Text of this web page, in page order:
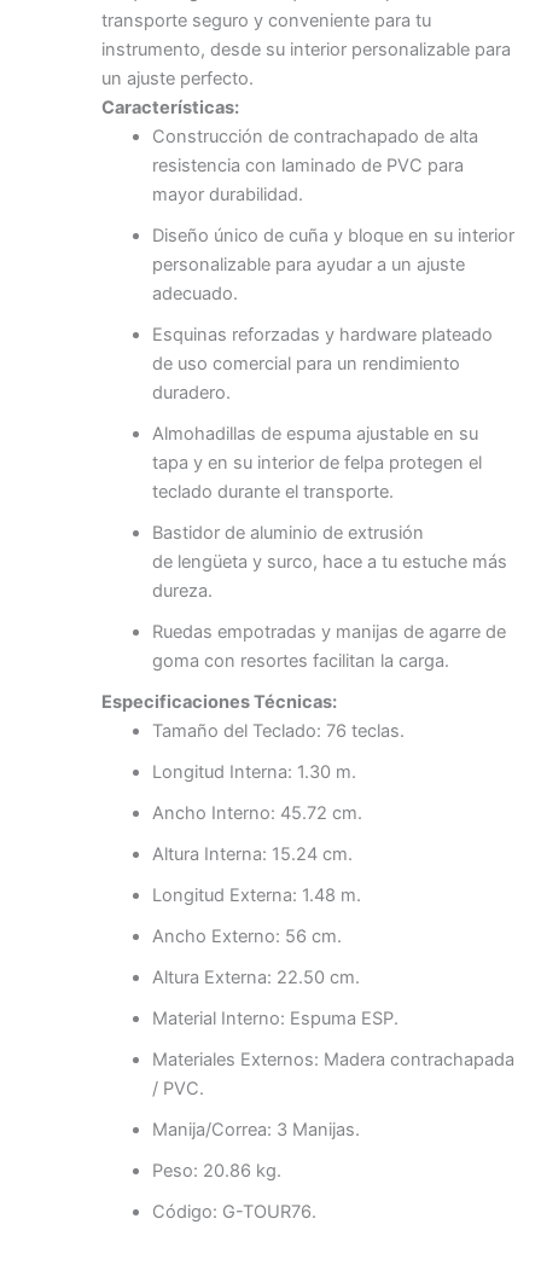
transporte seguro y conveniente para tu
instrumento, desde su interior personalizable para
un ajuste perfecto.
Características:
Construcción de contrachapado de alta
resistencia con laminado de PVC para
mayor durabilidad.
Diseño único de cuña y bloque en su interior
personalizable para ayudar a un ajuste
adecuado.
Esquinas reforzadas y hardware plateado
de uso comercial para un rendimiento
duradero.
Almohadillas de espuma ajustable en su
tapa y en su interior de felpa protegen el
teclado durante el transporte.
Bastidor de aluminio de extrusión
de lengüeta y surco, hace a tu estuche más
dureza.
Ruedas empotradas y manijas de agarre de
goma con resortes facilitan la carga.
Especificaciones Técnicas:
Tamaño del Teclado: 76 teclas.
Longitud Interna: 1.30 m.
Ancho Interno: 45.72 cm.
Altura Interna: 15.24 cm.
Longitud Externa: 1.48 m.
Ancho Externo: 56 cm.
Altura Externa: 22.50 cm.
Material Interno: Espuma ESP.
Materiales Externos: Madera contrachapada
/ PVC.
Manija/Correa: 3 Manijas.
Peso: 20.86 kg.
Código: G-TOUR76.